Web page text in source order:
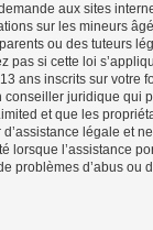
aux sites
sur les mineurs
ou des tuteurs
pas si cette loi
ans inscrits sur votre
conseiller juridique qui
et que les
légale et
lorsque l’assistance
problèmes d’abus ou